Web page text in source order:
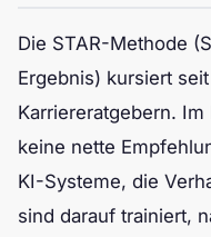
Die STAR-Methode
Ergebnis) kursiert
Karriereratgebern.
keine nette
KI-Systeme, die
sind darauf trainiert,